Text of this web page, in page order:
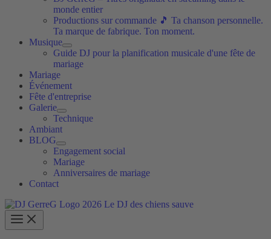
monde entier
Productions sur commande 🎵 Ta chanson personnelle.
Ta marque de fabrique. Ton moment.
Musique
Guide DJ pour la planification musicale d'une fête de
mariage
Mariage
Événement
Fête d'entreprise
Galerie
Technique
Ambiant
BLOG
Engagement social
Mariage
Anniversaires de mariage
Contact